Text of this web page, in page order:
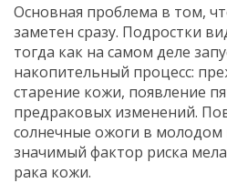
Основная проблема в том,
заметен сразу. Подростки
тогда как на самом деле
накопительный процесс:
старение кожи, появление
предраковых изменений.
солнечные ожоги в молодом
значимый фактор риска
рака кожи.